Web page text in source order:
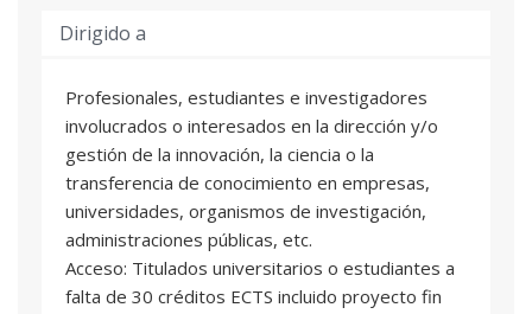
Dirigido a
Profesionales, estudiantes e investigadores
involucrados o interesados en la dirección y/o
gestión de la innovación, la ciencia o la
transferencia de conocimiento en empresas,
universidades, organismos de investigación,
administraciones públicas, etc.
Acceso: Titulados universitarios o estudiantes a
falta de 30 créditos ECTS incluido proyecto fin